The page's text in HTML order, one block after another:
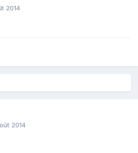
2014
2014